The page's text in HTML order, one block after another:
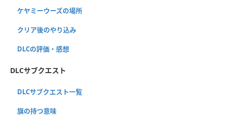
ケヤミーウーズの場所
クリア後のやり込み
DLCの評価・感想
DLCサブクエスト
DLCサブクエスト一覧
旗の持つ意味